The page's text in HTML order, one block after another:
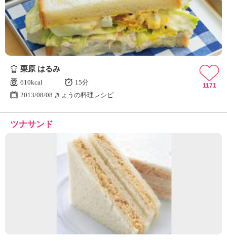
栗原 はるみ
610kcal
15分
2013/08/08 きょうの料理レシピ
1171
ツナサンド